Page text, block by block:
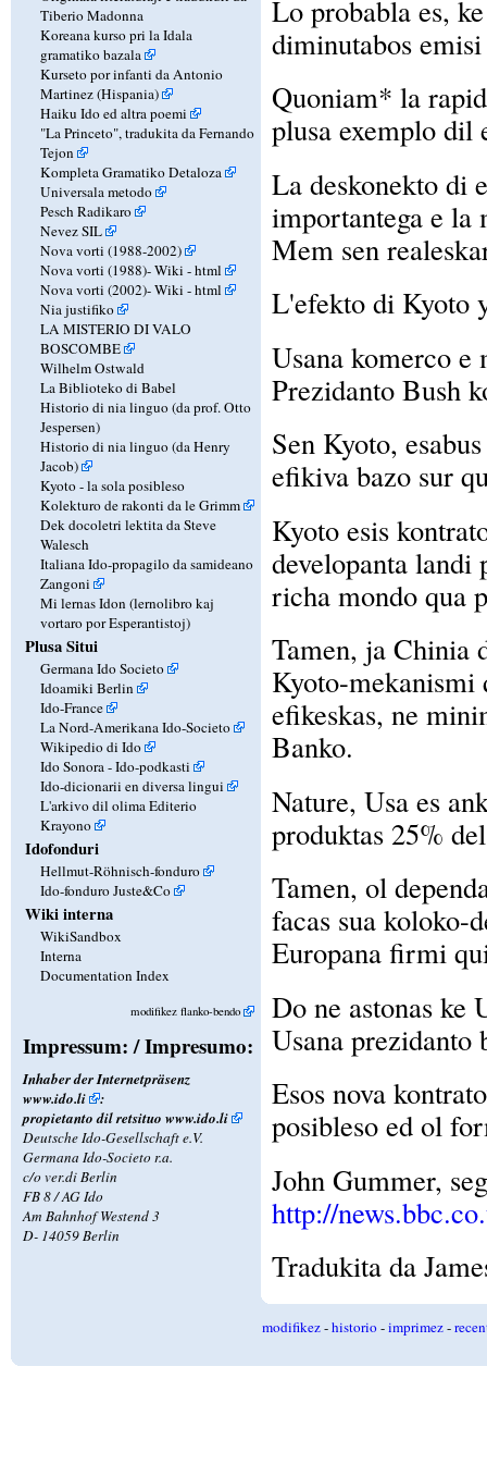
Tiberio Madonna
Koreana kurso pri la Idala
gramatiko bazala
Kurseto por infanti da Antonio
Martinez (Hispania)
Haiku Ido ed altra poemi
"La Princeto", tradukita da Fernando
Tejon
Kompleta Gramatiko Detaloza
Universala metodo
Pesch Radikaro
Nevez SIL
Nova vorti (1988-2002)
Nova vorti (1988)-Wiki -html
Nova vorti (2002)-Wiki -html
Nia justifiko
LA MISTERIO DI VALO
BOSCOMBE
Wilhelm Ostwald
La Biblioteko di Babel
Historio di nia linguo (da prof. Otto
Jespersen)
Historio di nia linguo (da Henry
Jacob)
Kyoto - la sola posibleso
Kolekturo de rakonti da le Grimm
Dek docoletri lektita da Steve
Walesch
Italiana Ido-propagilo da samideano
Zangoni
Mi lernas Idon (lernolibro kaj
vortaro por Esperantistoj)
Plusa Situi
Germana Ido Societo
Idoamiki Berlin
Ido-France
La Nord-Amerikana Ido-Societo
Wikipedio di Ido
Ido Sonora - Ido-podkasti
Ido-dicionarii en diversa lingui
L'arkivo dil olima Editerio
Krayono
Idofonduri
Hellmut-Röhnisch-fonduro
Ido-fonduro Juste&Co
Wiki interna
WikiSandbox
Interna
Documentation Index
modifikez flanko-bendo
Impressum: / Impresumo:
Inhaber der Internetpräsenz
www.ido.li
:
propietanto dil retsituo www.ido.li
Deutsche Ido-Gesellschaft e.V.
Germana Ido-Societo r.a.
c/o ver.di Berlin
FB 8 / AG Ido
Am Bahnhof Westend 3
D- 14059 Berlin
Lo probabla es,
diminutabos
Quoniam* la
plusa exemplo
La deskonekto di
importantega e la
Mem sen
L'efekto di Kyoto
Usana komerco e
Prezidanto Bush
Sen Kyoto,
efikiva bazo sur
Kyoto esis
developanta landi
richa mondo qua
Tamen, ja Chinia
Kyoto-mekanismi
efikeskas, ne
Banko.
Nature, Usa es
produktas 25%
Tamen, ol
facas sua koloko-
Europana firmi
Do ne astonas ke
Usana prezidanto
Esos nova
posibleso ed ol
John Gummer,
http://
Tradukita da
modifikez-historio-imprimez-